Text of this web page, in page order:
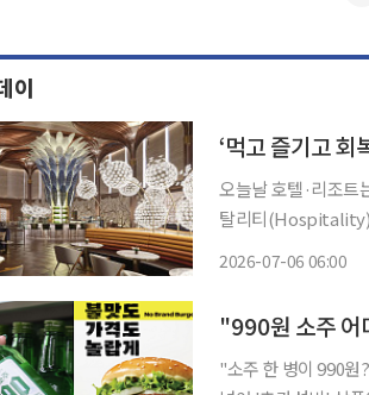
이
오늘날 호텔·리조트
탈리티(Hospitality)
2026-07-06 06:00
"소주 한 병이 990원?" 외식 물가가 치솟고 점심값이 '한 끼 1만 원'을 넘어선 지금,